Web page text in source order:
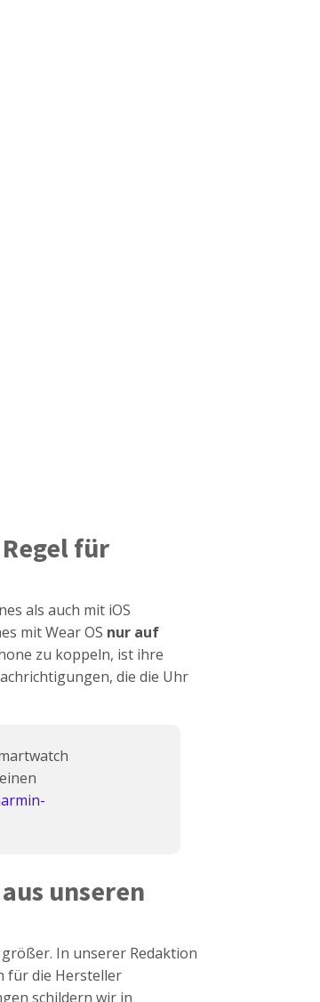
für
als auch mit iOS
mit Wear OS nur auf
zu koppeln, ist ihre
die die Uhr
unseren
In unserer Redaktion
für die Hersteller
schildern wir in